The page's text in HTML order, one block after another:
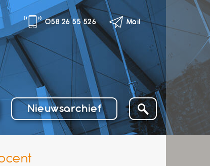
058 26 55 526 Mail
Nieuwsarchief